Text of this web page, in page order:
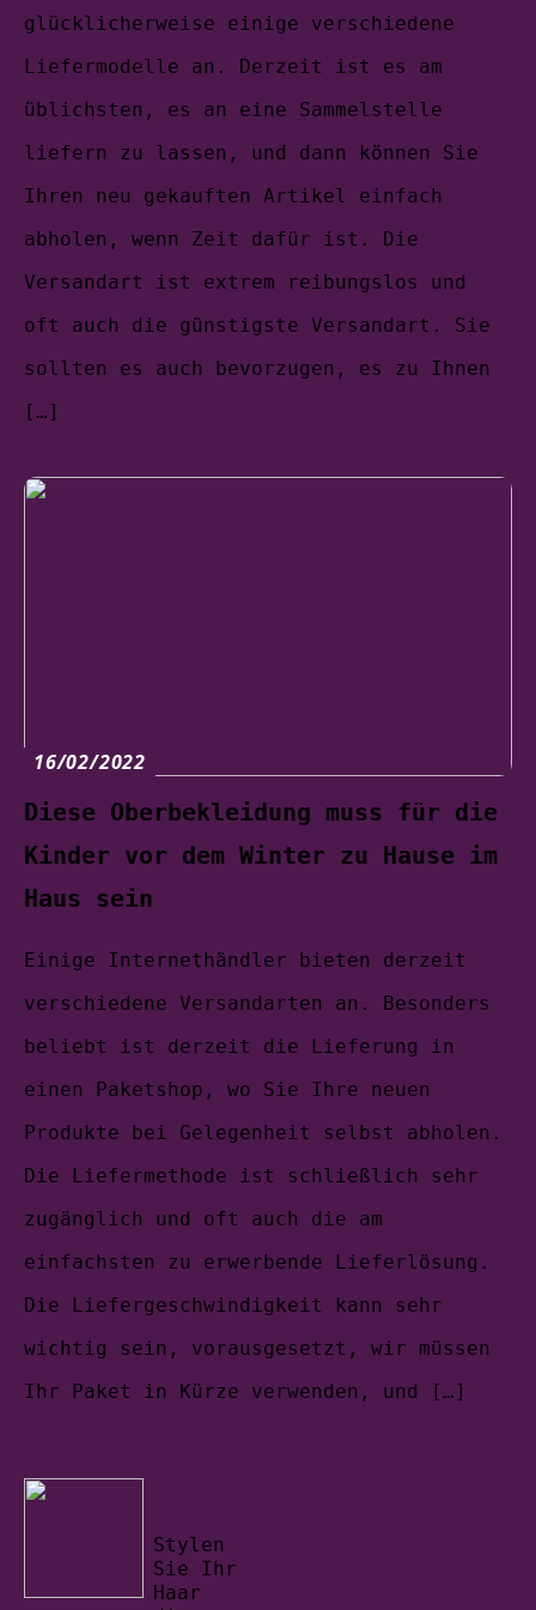
glücklicherweise einige verschiedene
Liefermodelle an. Derzeit ist es am
üblichsten, es an eine Sammelstelle
liefern zu lassen, und dann können Sie
Ihren neu gekauften Artikel einfach
abholen, wenn Zeit dafür ist. Die
Versandart ist extrem reibungslos und
oft auch die günstigste Versandart. Sie
sollten es auch bevorzugen, es zu Ihnen
[…]
16/02/2022
Diese Oberbekleidung muss für die
Kinder vor dem Winter zu Hause im
Haus sein
Einige Internethändler bieten derzeit
verschiedene Versandarten an. Besonders
beliebt ist derzeit die Lieferung in
einen Paketshop, wo Sie Ihre neuen
Produkte bei Gelegenheit selbst abholen.
Die Liefermethode ist schließlich sehr
zugänglich und oft auch die am
einfachsten zu erwerbende Lieferlösung.
Die Liefergeschwindigkeit kann sehr
wichtig sein, vorausgesetzt, wir müssen
Ihr Paket in Kürze verwenden, und […]
Stylen
Sie Ihr
Haar